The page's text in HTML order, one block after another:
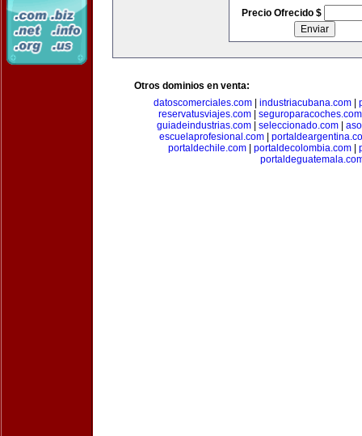
Precio Ofrecido $
Otros dominios en venta:
datoscomerciales.com| industriacubana.com|
reservatusviajes.com| seguroparacoches.com
guiadeindustrias.com
seleccionado.com
escuelaprofesional.com
portaldechile.com
portaldecolombia.com